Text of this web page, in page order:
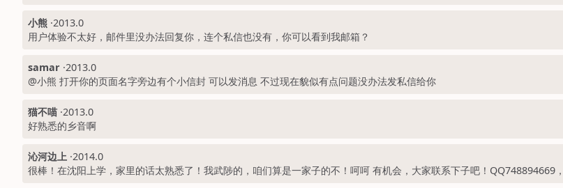
小熊 ·2013.0
用户体验不太好，邮件里没办法回复你，连个私信也没有，你可以看到我邮箱？
samar ·2013.0
@小熊 打开你的页面名字旁边有个小信封 可以发消息 不过现在貌似有点问题没办法发私信给你
猫不喵 ·2013.0
好熟悉的乡音啊
沁河边上 ·2014.0
很棒！在沈阳上学，家里的话太熟悉了！我武陟的，咱们算是一家子的不！呵呵 有机会，大家联系下子吧！QQ748894669